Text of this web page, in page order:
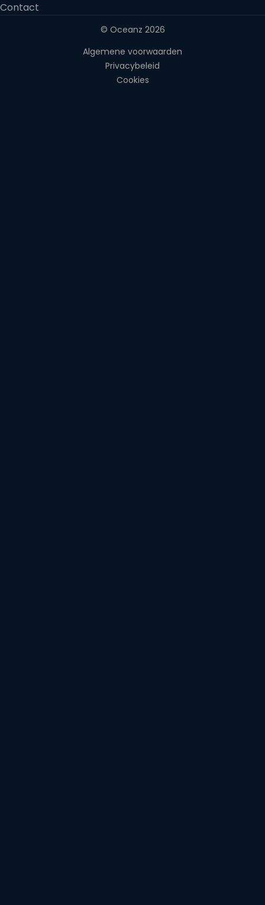
Contact
© Oceanz 2026
Algemene voorwaarden
Privacybeleid
Cookies